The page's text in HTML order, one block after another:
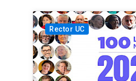
Rector UC